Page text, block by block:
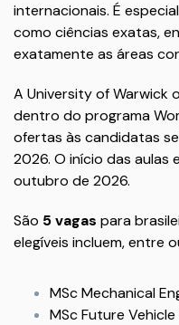
internacionais. É
como ciências exatas,
exatamente as áreas
A University of Warwick
dentro do programa
ofertas às candidatas
2026. O início das
outubro de 2026.
São 5 vagas para
elegíveis incluem, entre
MSc Mechanical
MSc Future